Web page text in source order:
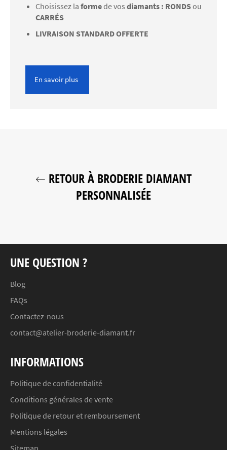
Choisissez la formede vos diamants : RONDSou
CARRÉS
LIVRAISON STANDARD OFFERTE
En savoir plus
RETOUR À BRODERIE DIAMANT
PERSONNALISÉE
UNE QUESTION ?
Blog
FAQs
Contactez-nous
contact@atelier-broderie-diamant.fr
INFORMATIONS
Politique de confidentialité
Conditions générales de vente
Politique de retour et remboursement
Mentions légales
Sitemap